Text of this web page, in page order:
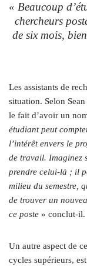
« Beaucoup
chercheurs
de six mois,
Les assistants de
situation. Selon
le fait d’avoir un
étudiant peut
l’intérêt envers le
de travail. Imaginez
prendre celui-là ; il
milieu du semestre,
de trouver un
ce poste » conclut-il.
Un autre aspect de
cycles supérieurs,